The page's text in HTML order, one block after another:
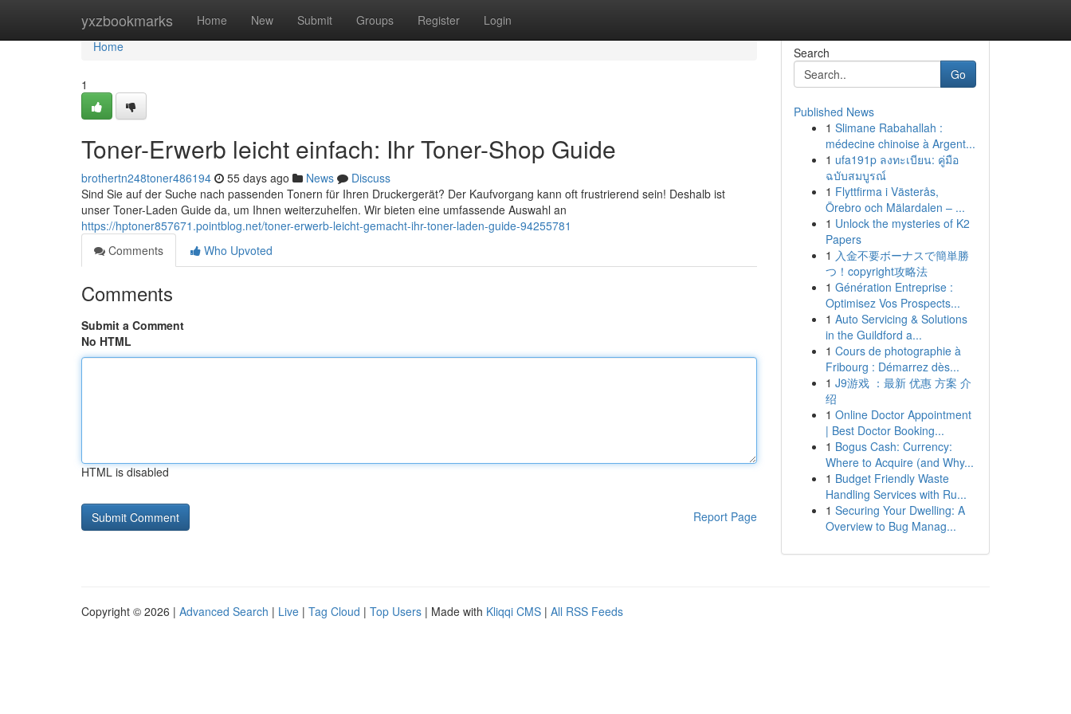
yxzbookmarks Home New Submit Groups Register Login
Home
Home
1
Toner-Erwerb leicht einfach: Ihr Toner-Shop Guide
brothertn248toner486194 55 days ago News
Discuss
Sind Sie auf der Suche nach passenden Tonern für Ihren Druckergerät? Der Kaufvorgang kann oft frustrierend sein! Deshalb ist
unser Toner-Laden Guide da, um Ihnen weiterzuhelfen. Wir bieten eine umfassende Auswahl an
https://hptoner857671.pointblog.net/toner-erwerb-leicht-gemacht-ihr-toner-laden-guide-94255781
Comments
Who Upvoted
Comments
Submit a Comment
No HTML
HTML is disabled
Report Page
Search
Go
Published News
1 Slimane Rabahallah :
médecine chinoise à Argent...
1 ufa191p ลงทะเบียน: คู่มือ
ฉบับสมบูรณ์
1 Flyttfirma i Västerås,
Örebro och Mälardalen – ...
1 Unlock the mysteries of K2
Papers
1 入金不要ボーナスで簡単勝
つ！copyright攻略法
1 Génération Entreprise :
Optimisez Vos Prospects...
1 Auto Servicing & Solutions
in the Guildford a...
1 Cours de photographie à
Fribourg : Démarrez dès...
1 J9游戏 ：最新 优惠 方案 介
绍
1 Online Doctor Appointment
| Best Doctor Booking...
1 Bogus Cash: Currency:
Where to Acquire (and Why...
1 Budget Friendly Waste
Handling Services with Ru...
1 Securing Your Dwelling: A
Overview to Bug Manag...
Copyright © 2026 | Advanced Search | Live | Tag Cloud | Top Users | Made with Kliqqi CMS | All RSS Feeds